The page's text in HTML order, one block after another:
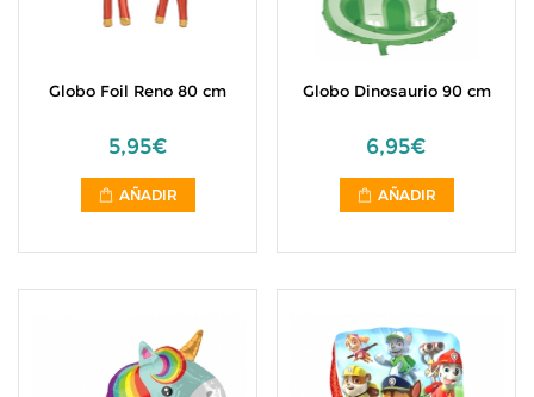
Globo Foil Reno 80 cm
5,95€
AÑADIR
Globo Dinosaurio 90 cm
6,95€
AÑADIR